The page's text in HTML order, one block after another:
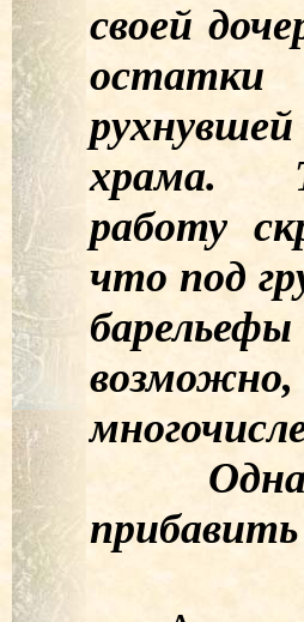
своей
храма.
работу
что под
Однако